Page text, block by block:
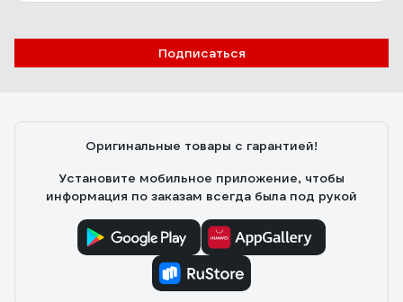
Подписаться
Оригинальные товары с гарантией!
Установите мобильное приложение, чтобы
информация по заказам всегда была под рукой